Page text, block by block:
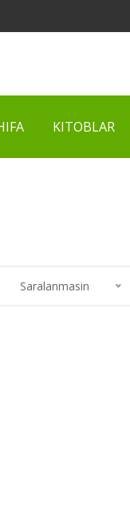
KITOBLAR
Saralanmasin